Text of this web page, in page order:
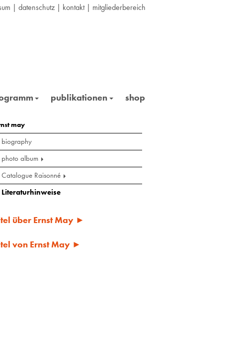
| datenschutz | kontakt| mitgliederbereich
publikationen shop
may
biography
photo album
Catalogue Raisonné
Literaturhinweise
über Ernst May ►
von Ernst May ►